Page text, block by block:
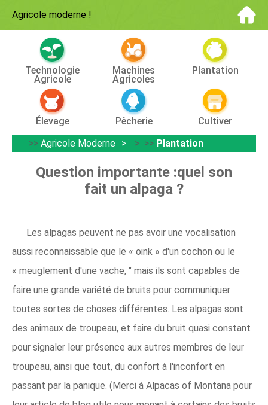
Agricole moderne !
Technologie
Agricole
Machines
Agricoles
Plantation
Élevage Pêcherie
Cultiver
>> Agricole Moderne > >> Plantation
Question importante :quel son
fait un alpaga ?
Les alpagas peuvent ne pas avoir une vocalisation
aussi reconnaissable que le « oink » d'un cochon ou le
« meuglement d'une vache, " mais ils sont capables de
faire une grande variété de bruits pour communiquer
toutes sortes de choses différentes. Les alpagas sont
des animaux de troupeau, et faire du bruit quasi constant
pour signaler leur présence aux autres membres de leur
troupeau, ainsi que tout, du confort à l'inconfort en
passant par la panique. (Merci à Alpacas of Montana pour